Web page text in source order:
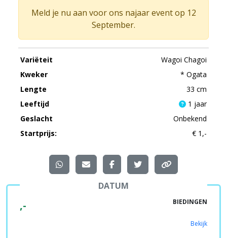
Meld je nu aan voor ons najaar event op 12
September.
Variëteit
Wagoi Chagoi
Kweker
* Ogata
Lengte
33 cm
Leeftijd
1 jaar
Geslacht
Onbekend
Startprijs:
€ 1,-
DATUM
,- BIEDINGEN
Bekijk